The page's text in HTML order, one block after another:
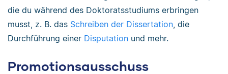
die du während des Doktoratsstudiums erbringen
musst, z. B. das Schreiben der Dissertation, die
Durchführung einer Disputation und mehr.
Promotionsausschuss